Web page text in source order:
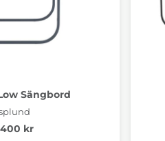
Sängbord
400 kr